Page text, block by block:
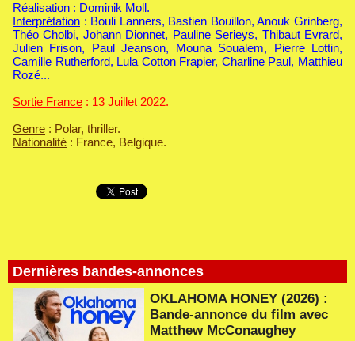
Dernières bandes-annonces
OKLAHOMA HONEY (2026) :
Bande-annonce du film avec
Matthew McConaughey
Réalisation : Dominik Moll.
Interprétation : Bouli Lanners, Bastien Bouillon, Anouk Grinberg,
Théo Cholbi, Johann Dionnet, Pauline Serieys, Thibaut Evrard,
Julien Frison, Paul Jeanson, Mouna Soualem, Pierre Lottin,
Camille Rutherford, Lula Cotton Frapier, Charline Paul, Matthieu
Rozé...
Sortie France : 13 Juillet 2022.
Genre : Polar, thriller.
Nationalité : France, Belgique.